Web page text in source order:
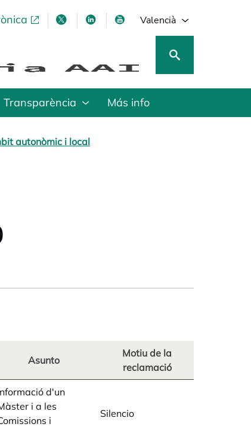
in a new tabopens in a new tab
opens in a new tab
opens in a new tab
Valencià
Transparència Más info
autonòmic i local
Asunto
Motiu de la
reclamació
d'un
i a les
i
Silencio